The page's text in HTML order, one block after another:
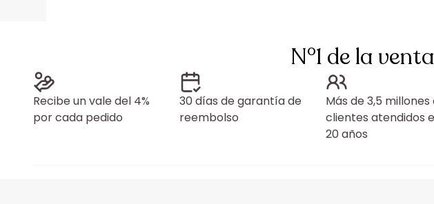
N°1 de la
Recibe un vale del 4%
por cada pedido
30 días de garantía de
reembolso
Más de 3,5 millones
clientes atendidos
20 años